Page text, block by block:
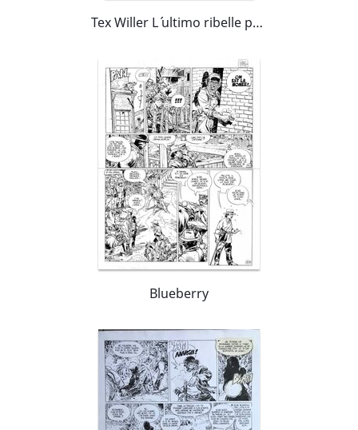
Tex Willer L´ ultimo ribelle page
Blueberry